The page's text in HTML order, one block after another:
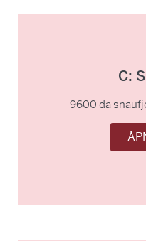
C:
9600 da